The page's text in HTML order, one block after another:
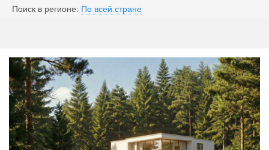
Поиск в регионе: По всей стране